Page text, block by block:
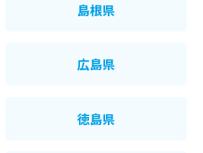
島根県
広島県
徳島県